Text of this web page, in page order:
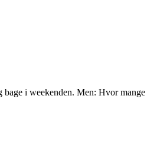
bage i weekenden. Men: Hvor mange